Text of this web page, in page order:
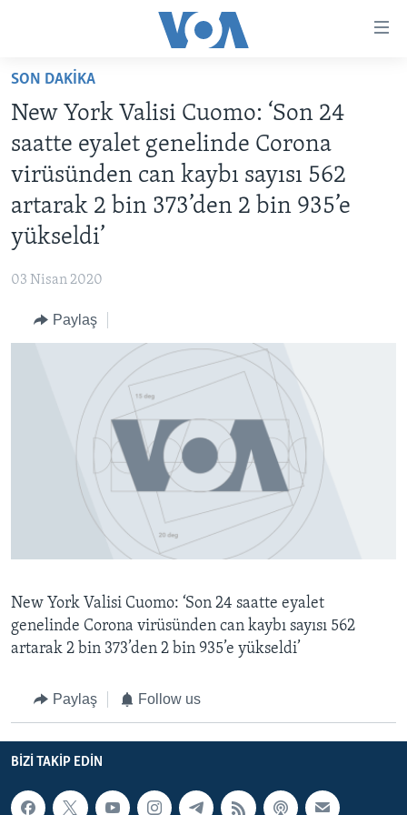
geç
Ana
navigasyona
geç
Aramaya
geç
AMERİKA
ORTADOĞU
AVRUPA
BİLİM VE TEKNOLOJİ
HAYATTAN
AMERİKA'DA YAŞAM
UKRAYNA KRİZİ
YAPAY ZEKA
YORUMLAR
MULTİMEDYA
VİDEO GALERİ
FOTO GALERİ
LEARNING ENGLISH
BIZI TAKIP EDIN
SON DAKIKA
New York Valisi Cuomo: ‘Son 24
saatte eyalet genelinde Corona
virüsünden can kaybı sayısı 562
artarak 2 bin 373’den 2 bin 935’e
yükseldi’
03 Nisan 2020
Paylaş
New York Valisi Cuomo: ‘Son 24 saatte eyalet
genelinde Corona virüsünden can kaybı sayısı 562
artarak 2 bin 373’den 2 bin 935’e yükseldi’
Paylaş Follow us
BIZI TAKIP EDIN